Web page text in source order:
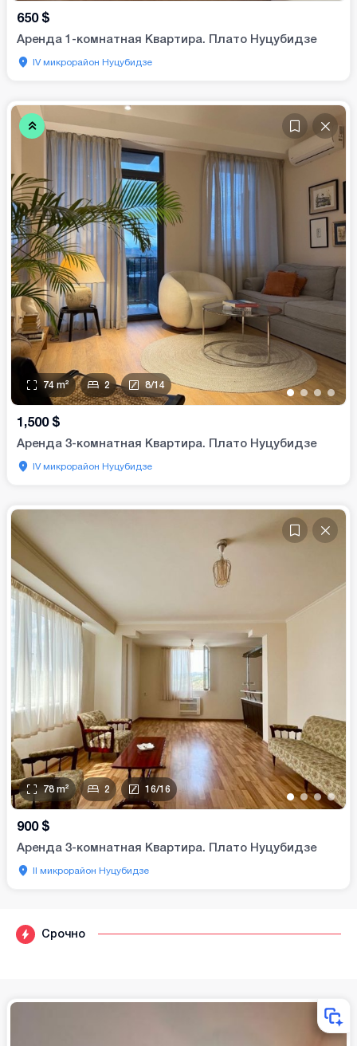
Срочно
650 $
Аренда 1-комнатная Квартира. Плато Нуцубидзе
IV микрорайон Нуцубидзе
•• • •
74 m² 2 8/14
1,500 $
Аренда 3-комнатная Квартира. Плато Нуцубидзе
IV микрорайон Нуцубидзе
••••
78 m² 2 16/16
900 $
Аренда 3-комнатная Квартира. Плато Нуцубидзе
II микрорайон Нуцубидзе